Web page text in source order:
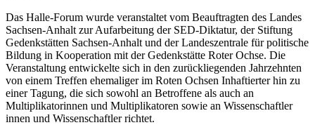
Das Halle-Forum wurde veranstaltet vom Beauftragten des Landes
Sachsen‐Anhalt zur Aufarbeitung der SED‐Diktatur, der Stiftung
Gedenkstätten Sachsen‐Anhalt und der Landeszentrale für politische
Bildung in Kooperation mit der Gedenkstätte Roter Ochse. Die
Veranstaltung entwickelte sich in den zurückliegenden Jahrzehnten
von einem Treffen ehemaliger im Roten Ochsen Inhaftierter hin zu
einer Tagung, die sich sowohl an Betroffene als auch an
Multiplikatorinnen und Multiplikatoren sowie an Wissenschaftler
innen und Wissenschaftler richtet.